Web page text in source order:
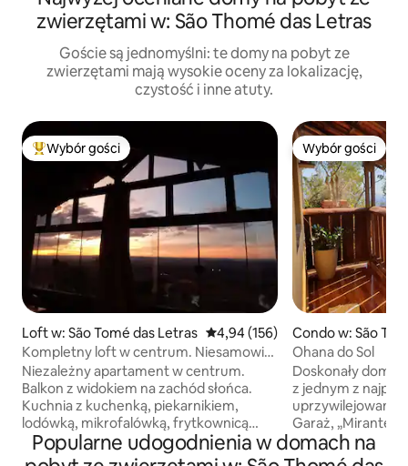
zwierzętami w: São Thomé das Letras
Goście są jednomyślni: te domy na pobyt ze
zwierzętami mają wysokie oceny za lokalizację,
czystość i inne atuty.
Najpopularniejsze z kategorii Wybór gości
Wybór gości
Loft w: São Tomé das Letras Średnia ocena: 4,94 na 5, liczba
4,94 (156)
Kompletny loft w centrum. Niesamowity
zachód słońca!
Niezależny apartament w centrum.
Balkon z widokiem na zachód słońca.
Kuchnia z kuchenką, piekarnikiem,
lodówką, mikrofalówką, frytkownicą
beztłuszczową, ekspresem do kawy,
filtrem glinianym. Wi-Fi, telewizor
Wybór gości
Wybór gości
Condo w: São
ras
Ohana do Sol
Doskonały dom,
z jednym z
Garaż, „Mirante
i ogród z super
takimi jak:
Popularne udogodnienia w domach na